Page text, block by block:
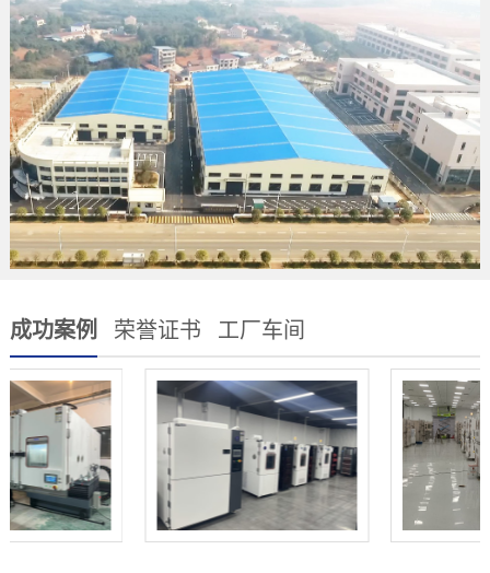
成功案例 荣誉证书 工厂车间